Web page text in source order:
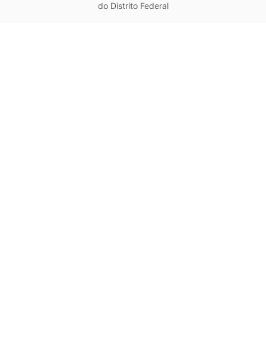
do Distrito Federal